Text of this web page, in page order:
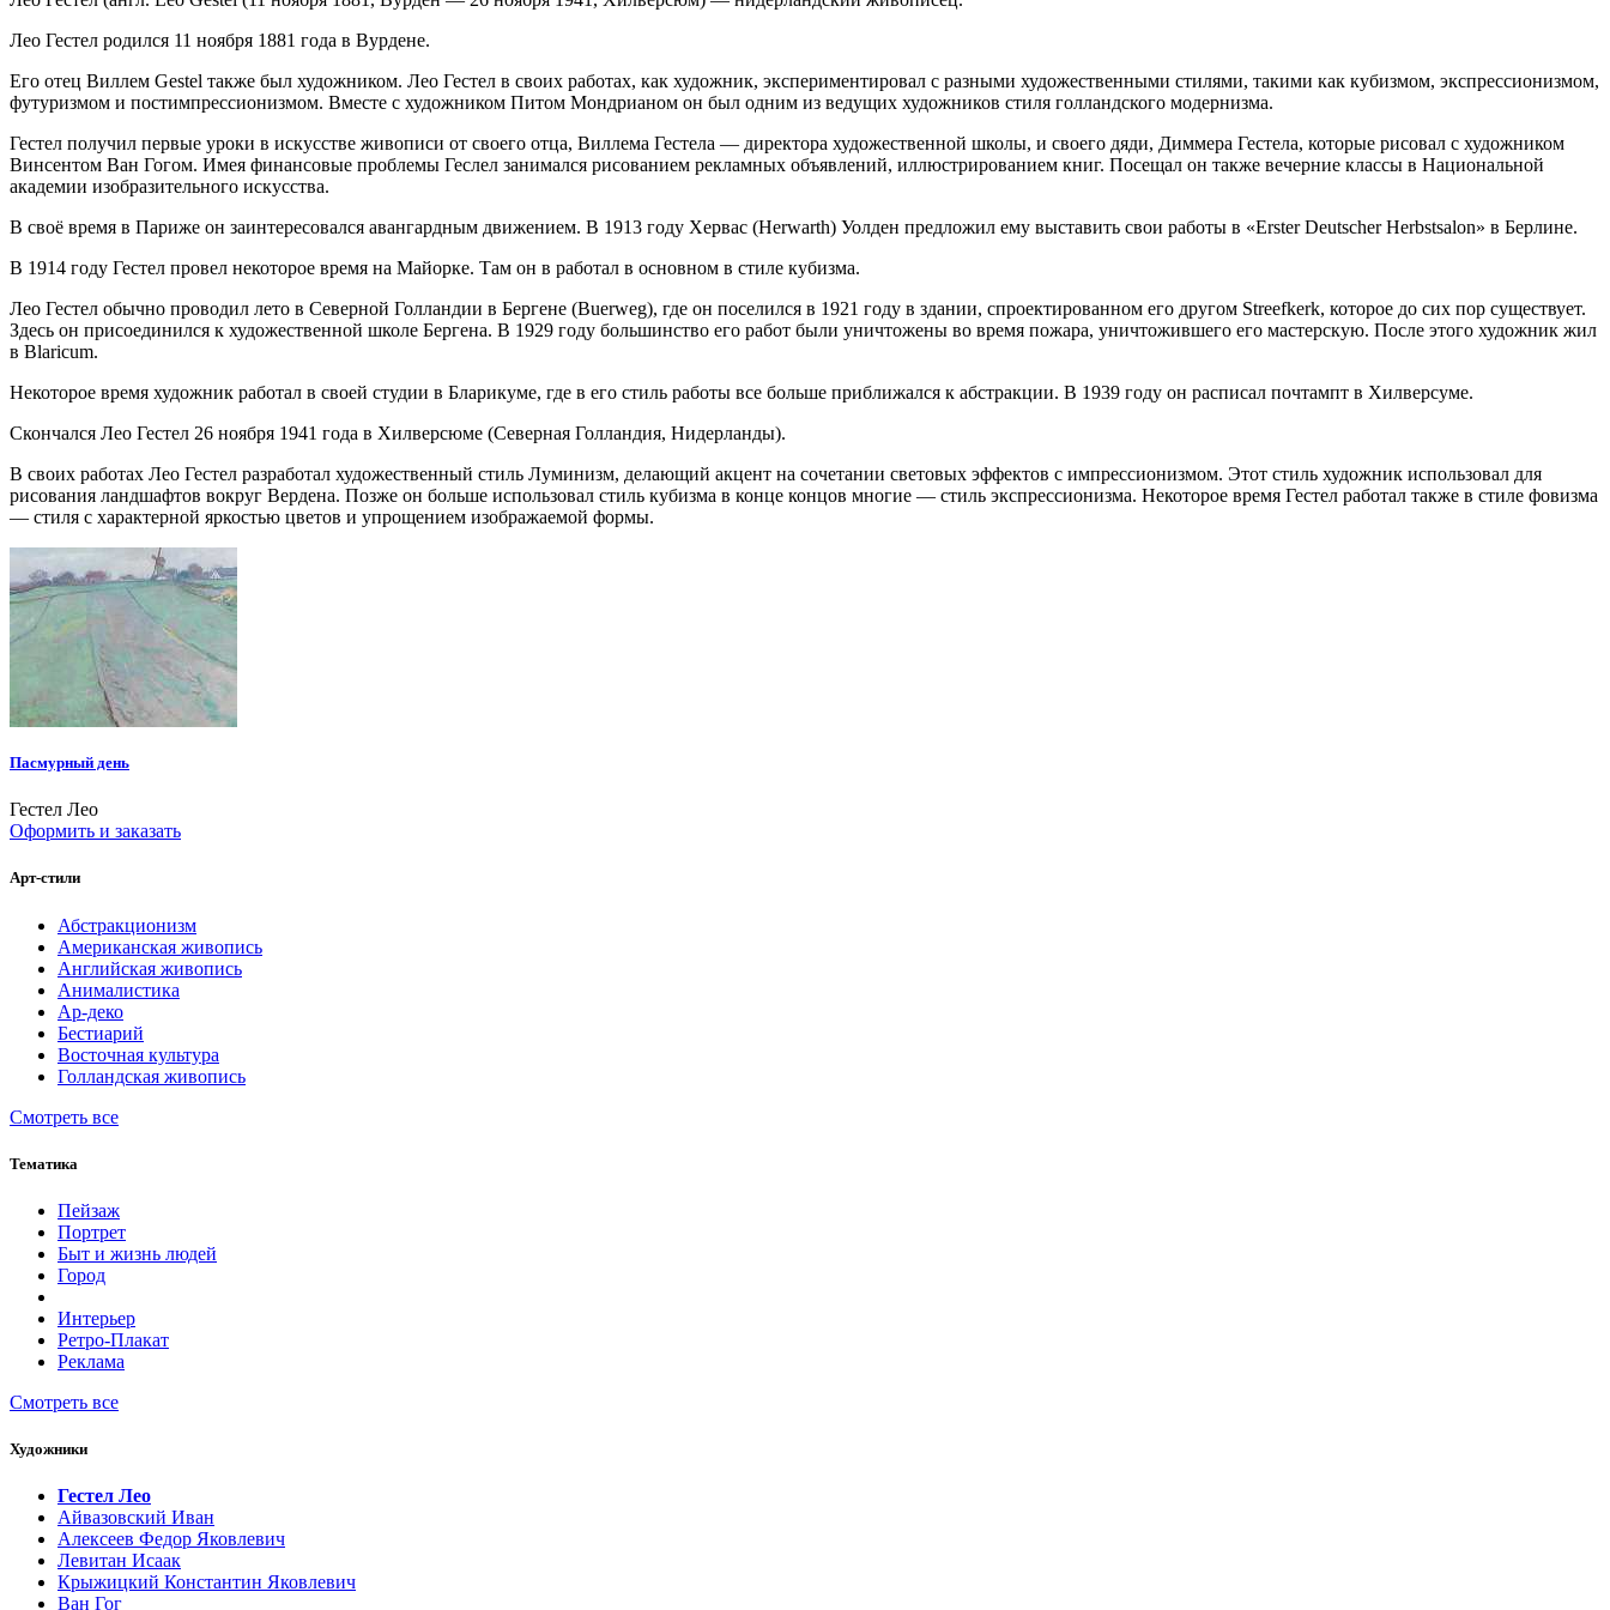
Лео Гестел родился 11 ноября 1881 года в Вурдене.
Его отец Виллем Gestel также был художником. Лео Гестел в своих работах, как художник, экспериментировал с разными художественными стилями, такими как кубизмом, экспрессионизмом,
футуризмом и постимпрессионизмом. Вместе с художником Питом Мондрианом он был одним из ведущих художников стиля голландского модернизма.
Гестел получил первые уроки в искусстве живописи от своего отца, Виллема Гестела — директора художественной школы, и своего дяди, Диммера Гестела, которые рисовал с художником
Винсентом Ван Гогом. Имея финансовые проблемы Геслел занимался рисованием рекламных объявлений, иллюстрированием книг. Посещал он также вечерние классы в Национальной
академии изобразительного искусства.
В своё время в Париже он заинтересовался авангардным движением. В 1913 году Хервас (Herwarth) Уолден предложил ему выставить свои работы в «Erster Deutscher Herbstsalon» в Берлине.
В 1914 году Гестел провел некоторое время на Майорке. Там он в работал в основном в стиле кубизма.
Лео Гестел обычно проводил лето в Северной Голландии в Бергене (Buerweg), где он поселился в 1921 году в здании, спроектированном его другом Streefkerk, которое до сих пор существует.
Здесь он присоединился к художественной школе Бергена. В 1929 году большинство его работ были уничтожены во время пожара, уничтожившего его мастерскую. После этого художник жил
в Blaricum.
Некоторое время художник работал в своей студии в Бларикуме, где в его стиль работы все больше приближался к абстракции. В 1939 году он расписал почтампт в Хилверсуме.
Скончался Лео Гестел 26 ноября 1941 года в Хилверсюме (Северная Голландия, Нидерланды).
В своих работах Лео Гестел разработал художественный стиль Луминизм, делающий акцент на сочетании световых эффектов с импрессионизмом. Этот стиль художник использовал для
рисования ландшафтов вокруг Вердена. Позже он больше использовал стиль кубизма в конце концов многие — стиль экспрессионизма. Некоторое время Гестел работал также в стиле фовизма
— стиля с характерной яркостью цветов и упрощением изображаемой формы.
Пасмурный день
Гестел Лео
Оформить и заказать
Арт-стили
Абстракционизм
Американская живопись
Английская живопись
Анималистика
Ар-деко
Бестиарий
Восточная культура
Голландская живопись
Смотреть все
Тематика
Пейзаж
Портрет
Быт и жизнь людей
Город
Интерьер
Ретро-Плакат
Реклама
Смотреть все
Художники
Гестел Лео
Айвазовский Иван
Алексеев Федор Яковлевич
Левитан Исаак
Крыжицкий Константин Яковлевич
Ван Гог